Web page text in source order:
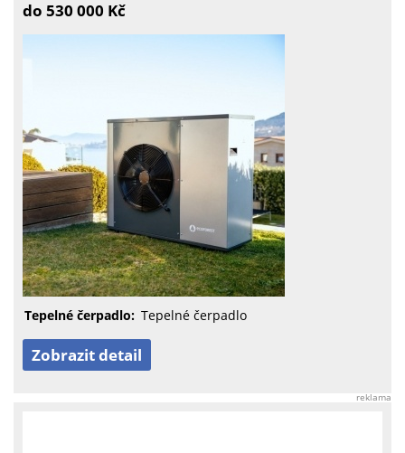
do 530 000 Kč
Tepelné čerpadlo: Tepelné čerpadlo
Zobrazit detail
reklama